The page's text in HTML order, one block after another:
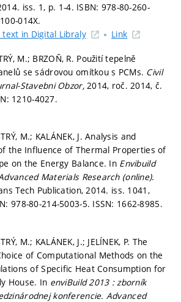
iss. 1, p. 1-4. ISBN: 978-80-260-
014X.
text in Digital Libraly Link
M.; BRZOŇ, R. Použití tepelně
se sádrovou omítkou s PCMs. Civil
Stavebni Obzor, 2014, roč. 2014, č.
1210-4027.
M.; KALÁNEK, J. Analysis and
the Influence of Thermal Properties of
on the Energy Balance. In Envibuild
Materials Research (online).
Tech Publication, 2014. iss. 1041,
978-80-214-5003-5. ISSN: 1662-8985.
M.; KALÁNEK, J.; JELÍNEK, P. The
of Computational Methods on the
of Specific Heat Consumption for
House. In enviBuild 2013 : zborník
konferencie. Advanced